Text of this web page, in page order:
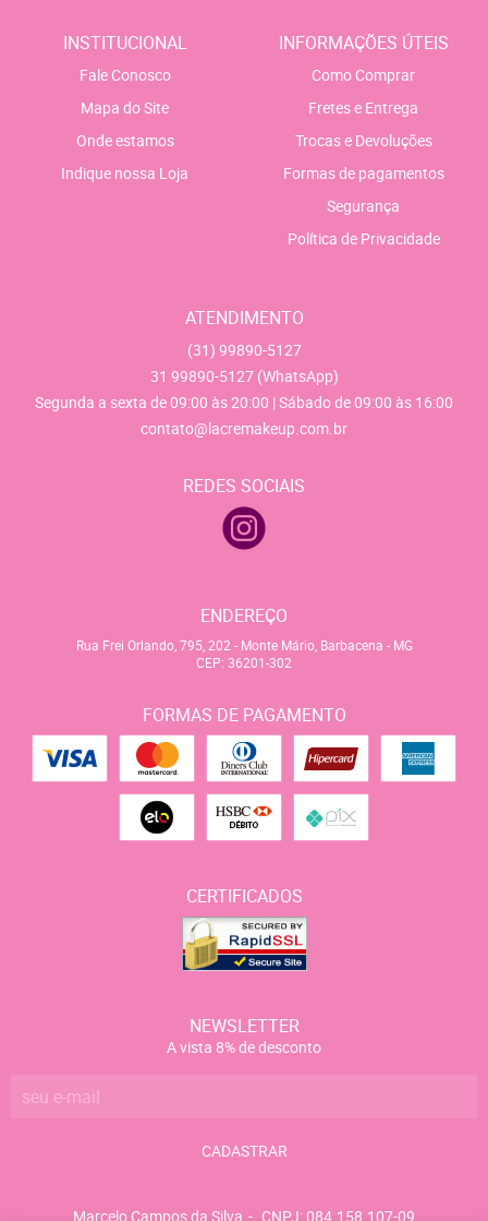
INSTITUCIONAL
Fale Conosco
Mapa do Site
Onde estamos
Indique nossa Loja
INFORMAÇÕES ÚTEIS
Como Comprar
Fretes e Entrega
Trocas e Devoluções
Formas de pagamentos
Segurança
Política de Privacidade
ATENDIMENTO
(31) 99890-5127
31 99890-5127 (WhatsApp)
Segunda a sexta de 09:00 às 20:00 | Sábado de 09:00 às 16:00
contato@lacremakeup.com.br
REDES SOCIAIS
ENDEREÇO
Rua Frei Orlando, 795, 202 - Monte Mário, Barbacena - MG
CEP: 36201-302
FORMAS DE PAGAMENTO
CERTIFICADOS
NEWSLETTER
A vista 8% de desconto
CADASTRAR
Marcelo Campos da Silva CNPJ: 084.158.107-09